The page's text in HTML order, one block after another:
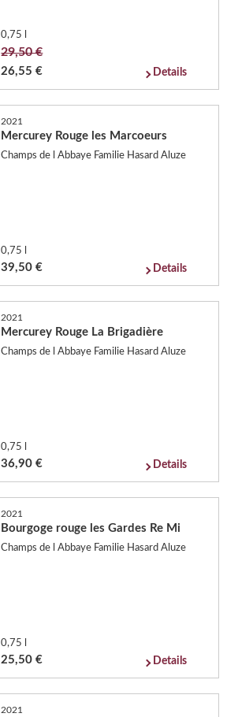
0,75 l
29,50 €
26,55 € Details
2021
Mercurey Rouge les Marcoeurs
Champs de l Abbaye Familie Hasard Aluze
0,75 l
39,50 € Details
2021
Mercurey Rouge La Brigadière
Champs de l Abbaye Familie Hasard Aluze
0,75 l
36,90 € Details
2021
Bourgoge rouge les Gardes Re Mi
Champs de l Abbaye Familie Hasard Aluze
0,75 l
25,50 € Details
2021